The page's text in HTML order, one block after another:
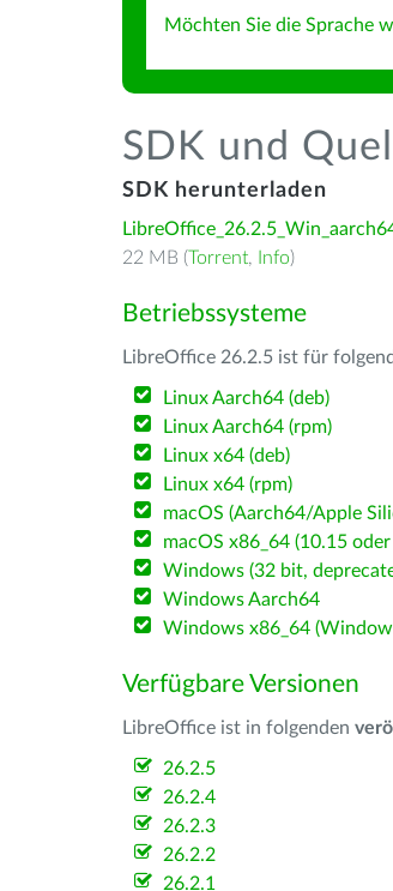
Möchten Sie die Sprache
SDK und
SDK herunterladen
22 MB (Torrent, Info)
Betriebssysteme
LibreOffice 26.2.5 ist für
Linux Aarch64 (deb)
Linux Aarch64 (rpm)
Linux x64 (deb)
Linux x64 (rpm)
macOS (Aarch64/Apple
macOS x86_64 (10.15
Windows (32 bit,
Windows Aarch64
Windows x86_64
Verfügbare Versionen
LibreOffice ist in folgenden
26.2.5
26.2.4
26.2.3
26.2.2
26.2.1